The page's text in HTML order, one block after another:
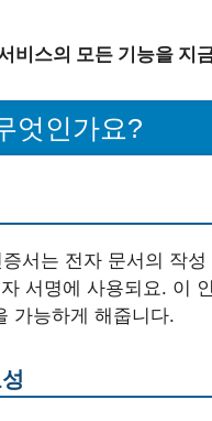
비스의 모든 기능을 지
엇인가요?
서는 전자 문서의 작
서명에 사용되요. 이
가능하게 해줍니다.